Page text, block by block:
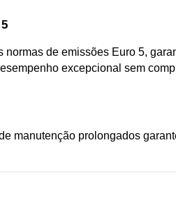
de emissões Euro 5,
excepcional sem
manutenção prolongados